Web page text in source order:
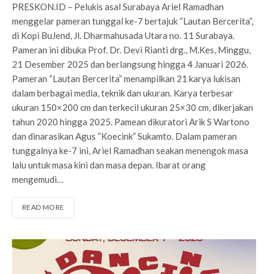
PRESKON.ID – Pelukis asal Surabaya Ariel Ramadhan
menggelar pameran tunggal ke-7 bertajuk “Lautan Bercerita”,
di Kopi BuJend, Jl. Dharmahusada Utara no. 11 Surabaya.
Pameran ini dibuka Prof. Dr. Devi Rianti drg., M.Kes, Minggu,
21 Desember 2025 dan berlangsung hingga 4 Januari 2026.
Pameran “Lautan Bercerita” menampilkan 21 karya lukisan
dalam berbagai media, teknik dan ukuran. Karya terbesar
ukuran 150×200 cm dan terkecil ukuran 25×30 cm, dikerjakan
tahun 2020 hingga 2025. Pamean dikuratori Arik S Wartono
dan dinarasikan Agus “Koecink” Sukamto. Dalam pameran
tunggalnya ke-7 ini, Ariel Ramadhan seakan menengok masa
lalu untuk masa kini dan masa depan. Ibarat orang
mengemudi…
READ MORE